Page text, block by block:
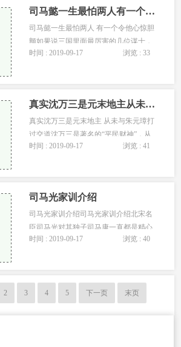
司马懿一生最怕两人有一个令他心惊胆颤
司马懿一生最怕两人 有一个令他心惊胆
颤如果说三国里面最厉害的几位谋士，
司马懿肯定能进前五，第三都非常有可
时间 : 2019-09-17 浏览 : 33
真实沈万三是元末地主从未与朱元璋打过交道
真实沈万三是元末地主 从未与朱元璋打
过交道沈万三是著名的“平民财神”，从
明代中叶起就上了年画财神爷的故事数
时间 : 2019-09-17 浏览 : 41
司马光家训介绍
司马光家训介绍司马光家训介绍北宋名
臣司马光对其独子司马康一直都是精心
教导的，《训俭示康》是司马光所写的
时间 : 2019-09-17 浏览 : 40
2 3 4 5 下一页 末页